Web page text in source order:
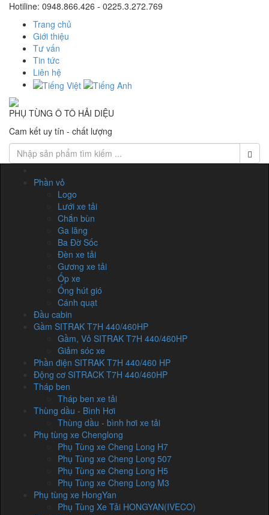
Hotiline: 0948.866.426 - 0225.3.272.769
Trang chủ
Giới thiệu
Tư vấn
Tin tức
Liên hệ
PHỤ TÙNG Ô TÔ HẢI DIỆU
Cam kết uy tín - chất lượng
Phần vỏ
Logo
Lưới xe tải
Chắn bùn
Ga lăng
Ba Đờ Sốc
Đèn xe tải
Gương xe tải
Ốp xe
Ống hút gió
Cánh quạt
Đầu cabin
Gầm SITRAK T7H 440/460HP
Gầm, Vỏ SITRAK T7H 440/460HP
Giảm sóc xe
Phần điện SITRAK T7H 440/460 HP
Động cơ SITRACK T7H 440/460HP
Tháp ben
Tháp ben xe tải
Thùng dầu - Bình Hơi
Thùng dầu - bình hơi xe tải
Phụ tùng xe Chenglong
Phụ Tùng xe Cheng Long H7
Phụ Tùng xe Cheng Long 507
Phụ Tùng xe Cheng Long H5
Phụ Tùng xe Cheng Long M3
Phụ tùng xe HongYan
Phụ Tùng Xe Tải HONGYAN(IVECO)